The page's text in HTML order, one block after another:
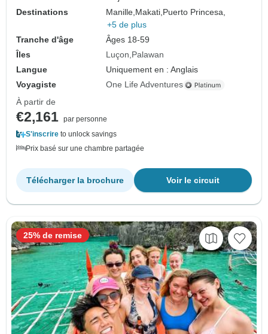
Destinations
Manille,Makati,Puerto Princesa,
+5 de plus
Tranche d'âge
Âges 18-59
Îles
Luçon Palawan
Langue
Uniquement en : Anglais
Voyagiste
One Life Adventures
À partir de
€2,161 par personne
S'inscrire to unlock savings
Prix basé sur une chambre partagée
Voir le circuit
Télécharger la brochure
25% de remise